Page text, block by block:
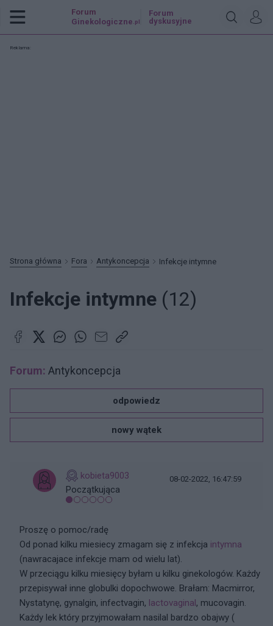
Forum
Ginekologiczne .pl
Forum
dyskusyjne
Reklama:
Strona główna Fora Antykoncepcja Infekcje intymne
Infekcje intymne (12)
Forum: Antykoncepcja
odpowiedz
nowy wątek
kobieta9003
Początkująca
08-02-2022, 16:47:59
Proszę o pomoc/radę
Od ponad kilku miesiecy zmagam się z infekcja intymna
(nawracajace infekcje mam od wielu lat).
W przeciągu kilku miesięcy byłam u kilku ginekologów. Każdy
przepisywał inne globulki dopochwowe. Brałam: Macmirror,
Nystatynę, gynalgin, infectvagin, lactovaginal, mucovagin.
Każdy lek który przyjmowałam nasilal bardzo obajwy (